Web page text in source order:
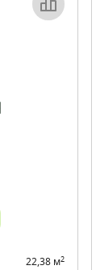
месяца
22,38 м2